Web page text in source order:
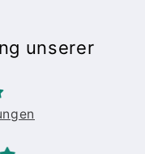
unserer